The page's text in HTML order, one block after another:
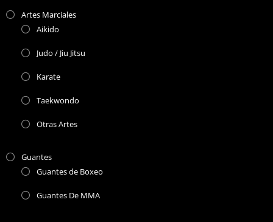
Artes Marciales
Aikido
Judo / Jiu Jitsu
Karate
Taekwondo
Otras Artes
Guantes
Guantes de Boxeo
Guantes De MMA